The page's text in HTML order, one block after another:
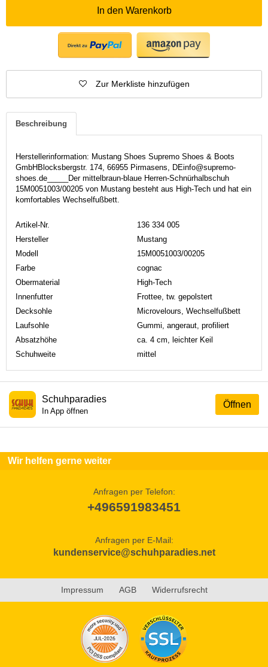
In den Warenkorb
Zur Merkliste hinzufügen
Beschreibung
Herstellerinformation: Mustang Shoes Supremo Shoes & Boots
GmbHBlocksbergstr. 174, 66955 Pirmasens, DEinfo@supremo-
shoes.de_____Der mittelbraun-blaue Herren-Schnürhalbschuh
15M0051003/00205 von Mustang besteht aus High-Tech und hat ein
komfortables Wechselfußbett.
Artikel-Nr.
136 334 005
Hersteller
Mustang
Modell
15M0051003/00205
Farbe
cognac
Obermaterial
High-Tech
Innenfutter
Frottee, tw. gepolstert
Decksohle
Microvelours, Wechselfußbett
Laufsohle
Gummi, angeraut, profiliert
Absatzhöhe
ca. 4 cm, leichter Keil
Schuhweite
mittel
Öffnen
Schuhparadies
In App öffnen
Wir helfen gerne weiter
Anfragen per Telefon:
+496591983451
Anfragen per E-Mail:
kundenservice@schuhparadies.net
Impressum AGB Widerrufsrecht